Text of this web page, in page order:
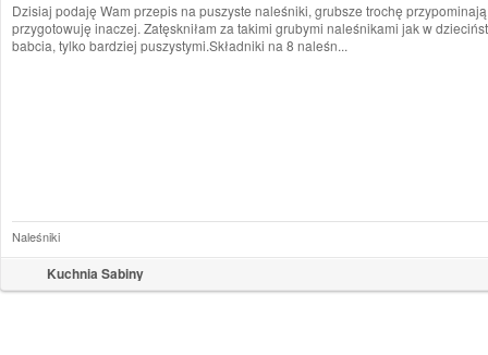
Dzisiaj podaję Wam przepis na puszyste naleśniki, grubsze trochę
przygotowuję inaczej. Zatęskniłam za takimi grubymi naleśnikami jak w
babcia, tylko bardziej puszystymi.Składniki na 8 naleśn...
Kuchnia Sabiny
Naleśniki